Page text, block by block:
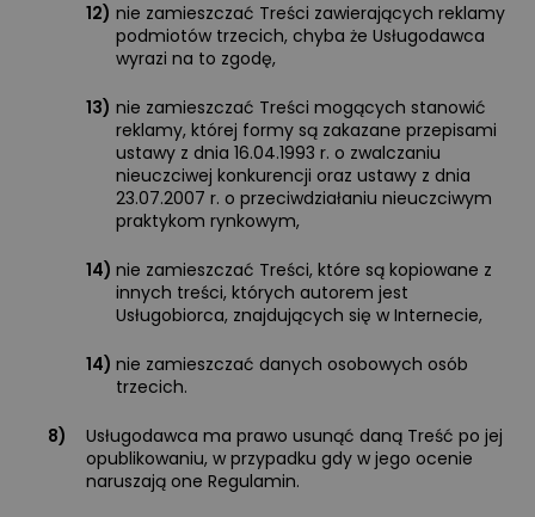
12) nie zamieszczać Treści zawierających reklamy
podmiotów trzecich, chyba że Usługodawca
wyrazi na to zgodę,
13) nie zamieszczać Treści mogących stanowić
reklamy, której formy są zakazane przepisami
ustawy z dnia 16.04.1993 r. o zwalczaniu
nieuczciwej konkurencji oraz ustawy z dnia
23.07.2007 r. o przeciwdziałaniu nieuczciwym
praktykom rynkowym,
14) nie zamieszczać Treści, które są kopiowane z
innych treści, których autorem jest
Usługobiorca, znajdujących się w Internecie,
14) nie zamieszczać danych osobowych osób
trzecich.
8)
Usługodawca ma prawo usunąć daną Treść po jej
opublikowaniu, w przypadku gdy w jego ocenie
naruszają one Regulamin.